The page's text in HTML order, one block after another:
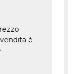
è